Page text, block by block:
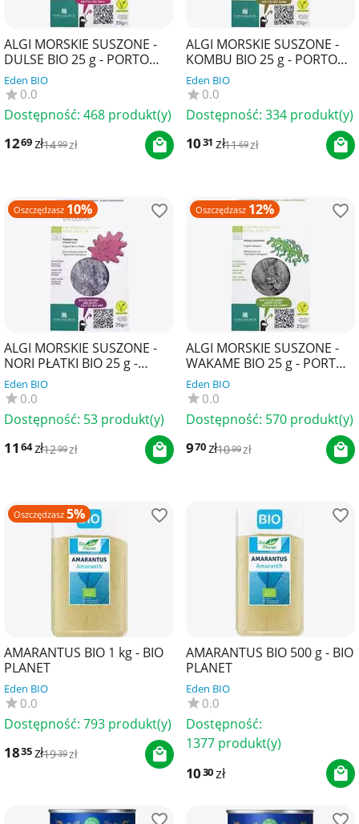
ALGI MORSKIE SUSZONE -
DULSE BIO 25 g - PORTO
MUINOS
Eden BIO
0.0
Dostępność: 468 produkt(y)
1269zł1499zł
ALGI MORSKIE SUSZONE -
KOMBU BIO 25 g - PORTO
MUINOS
Eden BIO
0.0
Dostępność: 334 produkt(y)
1031 zł1169zł
Oszczędzasz 10%
ALGI MORSKIE SUSZONE -
NORI PŁATKI BIO 25 g -
PORTO MUINOS
Eden BIO
0.0
Dostępność: 53 produkt(y)
11 64zł1299zł
Oszczędzasz 12%
ALGI MORSKIE SUSZONE -
WAKAME BIO 25 g - PORTO
MUINOS
Eden BIO
0.0
Dostępność: 570 produkt(y)
970zł1099zł
Oszczędzasz 5%
AMARANTUS BIO 1 kg - BIO
PLANET
Eden BIO
0.0
Dostępność: 793 produkt(y)
1835zł1939zł
AMARANTUS BIO 500 g - BIO
PLANET
Eden BIO
0.0
Dostępność:
1377 produkt(y)
1030zł